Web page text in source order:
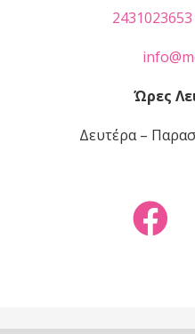
2431023653
Ώρες
Δευτέρα –